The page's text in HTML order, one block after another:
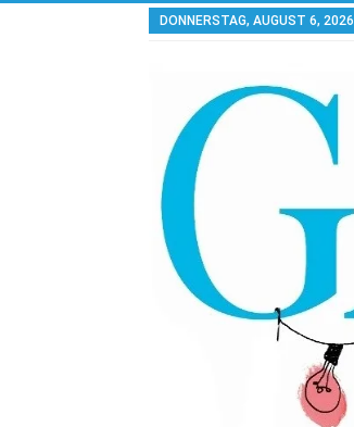
DONNERSTAG, AUGUST 6, 2026